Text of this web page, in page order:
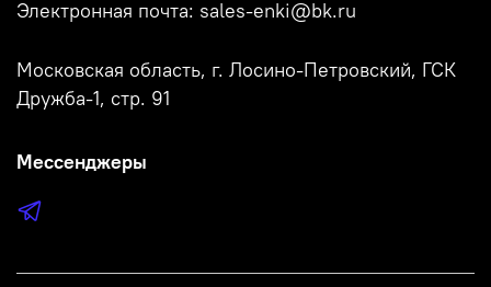
Электронная почта: sales-enki@bk.ru
Московская область, г. Лосино-Петровский, ГСК
Дружба-1, стр. 91
Мессенджеры